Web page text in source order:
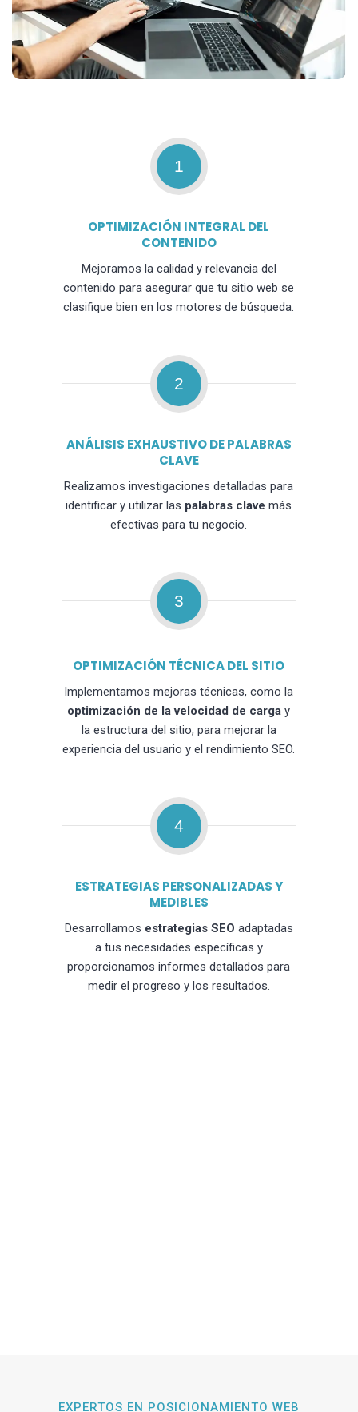
1
OPTIMIZACIÓN INTEGRAL DEL
CONTENIDO
Mejoramos la calidad y relevancia del
contenido para asegurar que tu sitio web se
clasifique bien en los motores de búsqueda.
2
ANÁLISIS EXHAUSTIVO DE PALABRAS
CLAVE
Realizamos investigaciones detalladas para
identificar y utilizar las palabras clave más
efectivas para tu negocio.
3
OPTIMIZACIÓN TÉCNICA DEL SITIO
Implementamos mejoras técnicas, como la
optimización de la velocidad de carga y
la estructura del sitio, para mejorar la
experiencia del usuario y el rendimiento SEO.
4
ESTRATEGIAS PERSONALIZADAS Y
MEDIBLES
Desarrollamos estrategias SEO adaptadas
a tus necesidades específicas y
proporcionamos informes detallados para
medir el progreso y los resultados.
EXPERTOS EN POSICIONAMIENTO WEB